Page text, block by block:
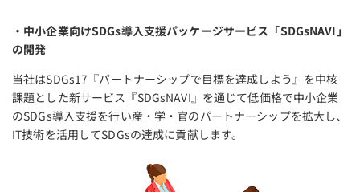
・中小企業向けSDGs導入支援パッケージサービス「SDGsNAVI」
の開発
当社はSDGs17『パートナーシップで目標を達成しよう』を中核
課題とした新サービス『SDGsNAVI』を通じて低価格で中小企業
のSDGs導入支援を行い産・学・官のパートナーシップを拡大し、
IT技術を活用してSDGsの達成に貢献します。